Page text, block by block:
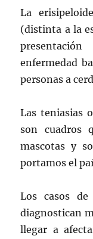
La
(distinta a la
enfermedad
personas a
Las teniasias
son cuadros
mascotas y
portamos el
Los casos
diagnostican
llegar a